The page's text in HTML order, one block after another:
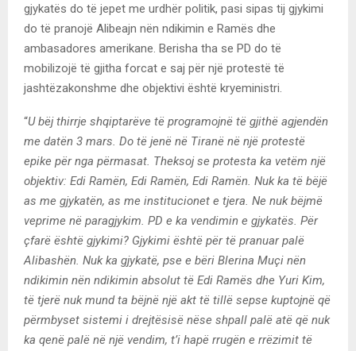
gjykatës do të jepet me urdhër politik, pasi sipas tij gjykimi
do të pranojë Alibeajn nën ndikimin e Ramës dhe
ambasadores amerikane. Berisha tha se PD do të
mobilizojë të gjitha forcat e saj për një protestë të
jashtëzakonshme dhe objektivi është kryeministri.
“U bëj thirrje shqiptarëve të programojnë të gjithë agjendën
me datën 3 mars. Do të jenë në Tiranë në një protestë
epike për nga përmasat. Theksoj se protesta ka vetëm një
objektiv: Edi Ramën, Edi Ramën, Edi Ramën. Nuk ka të bëjë
as me gjykatën, as me institucionet e tjera. Ne nuk bëjmë
veprime në paragjykim. PD e ka vendimin e gjykatës. Për
çfarë është gjykimi? Gjykimi është për të pranuar palë
Alibashën. Nuk ka gjykatë, pse e bëri Blerina Muçi nën
ndikimin nën ndikimin absolut të Edi Ramës dhe Yuri Kim,
të tjerë nuk mund ta bëjnë një akt të tillë sepse kuptojnë që
përmbyset sistemi i drejtësisë nëse shpall palë atë që nuk
ka qenë palë në një vendim, t’i hapë rrugën e rrëzimit të